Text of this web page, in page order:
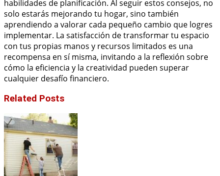
habilidades de planificación. Al seguir estos consejos, no
solo estarás mejorando tu hogar, sino también
aprendiendo a valorar cada pequeño cambio que logres
implementar. La satisfacción de transformar tu espacio
con tus propias manos y recursos limitados es una
recompensa en sí misma, invitando a la reflexión sobre
cómo la eficiencia y la creatividad pueden superar
cualquier desafío financiero.
Related Posts